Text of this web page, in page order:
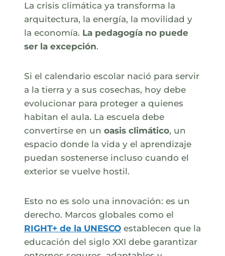
La crisis climática ya transforma la
arquitectura, la energía, la movilidad y
la economía. La pedagogía no puede
ser la excepción.
Si el calendario escolar nació para servir
a la tierra y a sus cosechas, hoy debe
evolucionar para proteger a quienes
habitan el aula. La escuela debe
convertirse en un oasis climático, un
espacio donde la vida y el aprendizaje
puedan sostenerse incluso cuando el
exterior se vuelve hostil.
Esto no es solo una innovación: es un
derecho. Marcos globales como el
RIGHT+ de la UNESCO establecen que la
educación del siglo XXI debe garantizar